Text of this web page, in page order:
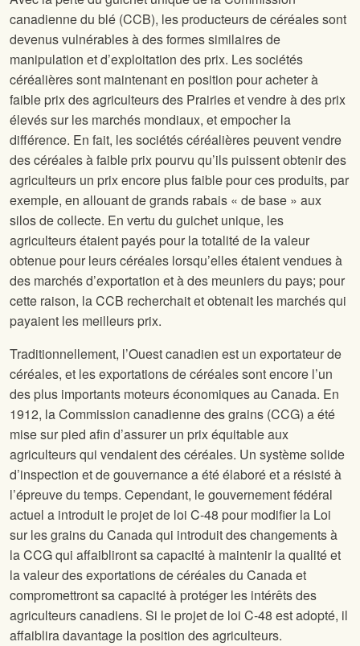
canadienne du blé (CCB), les producteurs de céréales sont
devenus vulnérables à des formes similaires de
manipulation et d’exploitation des prix. Les sociétés
céréalières sont maintenant en position pour acheter à
faible prix des agriculteurs des Prairies et vendre à des prix
élevés sur les marchés mondiaux, et empocher la
différence. En fait, les sociétés céréalières peuvent vendre
des céréales à faible prix pourvu qu’ils puissent obtenir des
agriculteurs un prix encore plus faible pour ces produits, par
exemple, en allouant de grands rabais « de base » aux
silos de collecte. En vertu du guichet unique, les
agriculteurs étaient payés pour la totalité de la valeur
obtenue pour leurs céréales lorsqu’elles étaient vendues à
des marchés d’exportation et à des meuniers du pays; pour
cette raison, la CCB recherchait et obtenait les marchés qui
payaient les meilleurs prix.
Traditionnellement, l’Ouest canadien est un exportateur de
céréales, et les exportations de céréales sont encore l’un
des plus importants moteurs économiques au Canada. En
1912, la Commission canadienne des grains (CCG) a été
mise sur pied afin d’assurer un prix équitable aux
agriculteurs qui vendaient des céréales. Un système solide
d’inspection et de gouvernance a été élaboré et a résisté à
l’épreuve du temps. Cependant, le gouvernement fédéral
actuel a introduit le projet de loi C-48 pour modifier la Loi
sur les grains du Canada qui introduit des changements à
la CCG qui affaibliront sa capacité à maintenir la qualité et
la valeur des exportations de céréales du Canada et
compromettront sa capacité à protéger les intérêts des
agriculteurs canadiens. Si le projet de loi C-48 est adopté, il
affaiblira davantage la position des agriculteurs.